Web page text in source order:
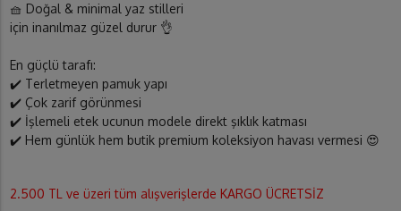
🧺 Doğal & minimal yaz stilleri
için inanılmaz güzel durur 👌
En güçlü tarafı:
✔️ Terletmeyen pamuk yapı
✔️ Çok zarif görünmesi
✔️ İşlemeli etek ucunun modele direkt şıklık katması
✔️ Hem günlük hem butik premium koleksiyon havası vermesi 😍
2.500 TL ve üzeri tüm alışverişlerde KARGO ÜCRETSİZ